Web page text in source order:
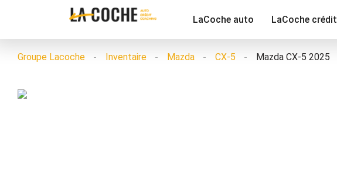
LaCoche auto LaCoche crédit
Groupe Lacoche Inventaire Mazda CX-5 Mazda CX-5 2025